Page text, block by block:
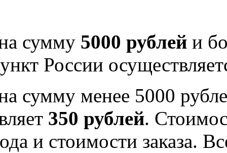
сумму 5000 рублей и
России
сумму менее 5000
350 рублей.
и стоимости заказа.